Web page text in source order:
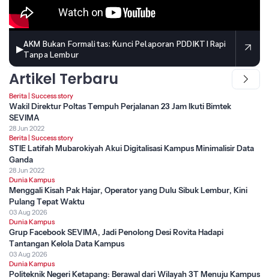
▶AKM Bukan Formalitas: Kunci Pelaporan PDDIKTI Rapi
Tanpa Lembur
Artikel Terbaru
Berita Success story
Wakil Direktur Poltas Tempuh Perjalanan 23 Jam Ikuti Bimtek
SEVIMA
28 Jun 2022
Berita Success story
STIE Latifah Mubarokiyah Akui Digitalisasi Kampus Minimalisir Data
Ganda
28 Jun 2022
Dunia Kampus
Menggali Kisah Pak Hajar, Operator yang Dulu Sibuk Lembur, Kini
Pulang Tepat Waktu
03 Aug 2026
Dunia Kampus
Grup Facebook SEVIMA, Jadi Penolong Desi Rovita Hadapi
Tantangan Kelola Data Kampus
03 Aug 2026
Dunia Kampus
Politeknik Negeri Ketapang: Berawal dari Wilayah 3T Menuju Kampus